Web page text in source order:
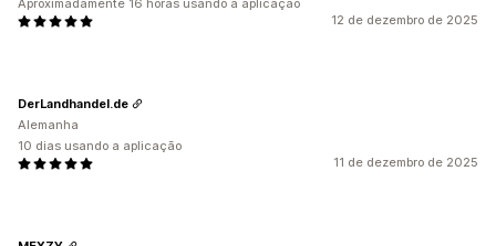
12 de dezembro de 2025
Aproximadamente 16 horas usando a aplicação
11 de dezembro de 2025
DerLandhandel.de
Alemanha
10 dias usando a aplicação